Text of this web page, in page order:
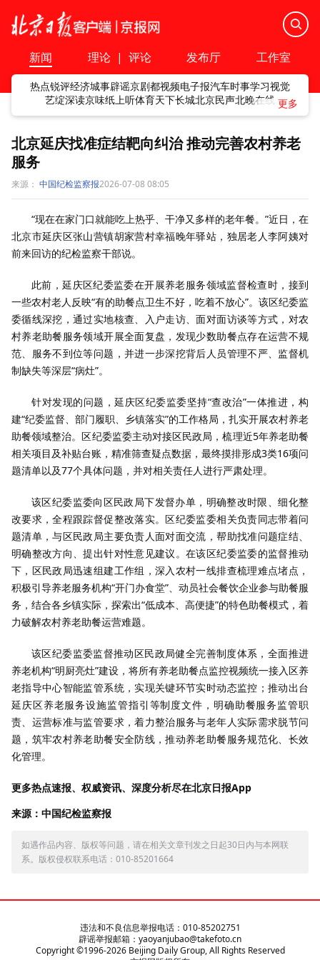
新闻 理论 | 评论 发布厅 工作室
热点锐评经济城事辟谣京剧都视频电子报汽车时事学习视觉
艺绽深读京味纸上听体育天下长城北京民声北晚在线
北京延庆找准症结靶向纠治 推动完善农村养老
服务
来源： 中国纪检监察报2026-07-08 08:05
“现在在家门口就能吃上热乎、干净又多样的老年餐。”近日，在
北京市延庆区张山营镇胡家营村幸福晚年驿站，独居老人李阿姨对
前来回访的纪检监察干部说。
此前，延庆区纪委监委在开展养老服务领域监督检查时，接到
一些农村老人反映“有的助餐点卫生不好，吃着不放心”。该区纪委监
委循线深挖，通过实地核查、入户走访、面对面访谈等方式，对农
村养老助餐服务领域开展全面复盘，发现少数助餐点存在运营不规
范、服务不到位等问题，并进一步深挖背后人员管理不严、监督机
制缺失等深层“病灶”。
针对发现的问题，延庆区纪委监委坚持“查改治”一体推进，构
建“纪委监督、部门履职、乡镇落实”的工作格局，扎实开展农村养老
助餐领域整治。区纪委监委主动对接区民政局，梳理近5年养老助餐
相关项目及补贴台账，精准筛查疑点数据，最终摸排形成3类16项问
题清单以及77个具体问题，并对相关责任人进行严肃处理。
该区纪委监委向区民政局下发督办单，明确整改时限、细化整
改要求，全程跟踪督促整改落实。区纪委监委相关负责同志带着问
题清单，与区民政局主要负责人面对面交流，帮助找准问题症结、
明确整改方向、提出针对性意见建议。在该区纪委监委的监督推动
下，区民政局迅速组建工作组，深入农村一线排查梳理难点堵点，
积极引导养老服务机构“开门办食堂”、动员社会餐饮企业参与助餐服
务，结合各乡镇实际，探索出“低成本、高便捷”的特色助餐模式，着
力破解农村养老助餐运营难题。
该区纪委监委监督推动区民政局健全完善制度体系，全面推进
养老机构“明厨亮灶”建设，将所有养老助餐点监控视频统一接入区养
老指导中心智能监管系统，实现关键环节实时动态监控；推动出台
延庆区养老服务设施监管指引等制度文件，明确助餐服务监管职
责、运营标准与监管要求，着力整治服务与老年人实际需求脱节问
题，筑牢农村养老助餐安全防线，推动养老助餐服务规范化、长效
化管理。
更多热点速报、权威资讯、深度分析尽在北京日报App
来源：中国纪检监察报
如遇作品内容、版权等问题，请在相关文章刊发之日起30日内与本网联
系。版权侵权联系电话：010-85201664
违法和不良信息举报电话：010-85202751
辟谣举报邮箱：yaoyanjubao@takefoto.cn
Copyright ©1996-2026Beijing Daily Group, All Rights Reserved